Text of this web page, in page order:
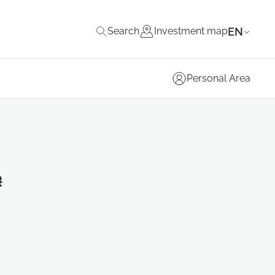
Search Investment mapEN
Personal Area